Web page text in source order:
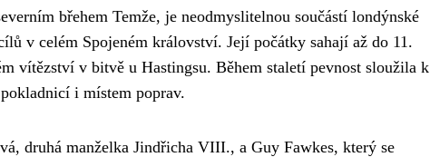
břehem Temže, je neodmyslitelnou součástí londýnské
v celém Spojeném království. Její počátky sahají až do 11.
vítězství v bitvě u Hastingsu. Během staletí pevnost sloužila k
i místem poprav.
druhá manželka Jindřicha VIII., a Guy Fawkes, který se